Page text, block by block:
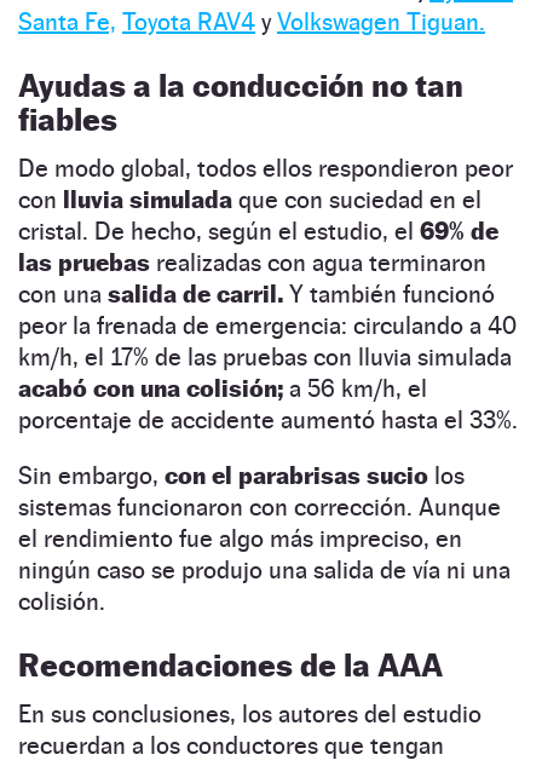
Santa Fe, Toyota RAV4 yVolkswagen Tiguan.
Ayudas a la conducción no tan
fiables
De modo global, todos ellos respondieron peor
con lluvia simulada que con suciedad en el
cristal. De hecho, según el estudio, el 69% de
las pruebas realizadas con agua terminaron
con una salida de carril. Y también funcionó
peor la frenada de emergencia: circulando a 40
km/h, el 17% de las pruebas con lluvia simulada
acabó con una colisión; a 56 km/h, el
porcentaje de accidente aumentó hasta el 33%.
Sin embargo, con el parabrisas sucio los
sistemas funcionaron con corrección. Aunque
el rendimiento fue algo más impreciso, en
ningún caso se produjo una salida de vía ni una
colisión.
Recomendaciones de la AAA
En sus conclusiones, los autores del estudio
recuerdan a los conductores que tengan